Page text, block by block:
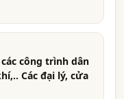
công trình dân
Các đại lý, cửa